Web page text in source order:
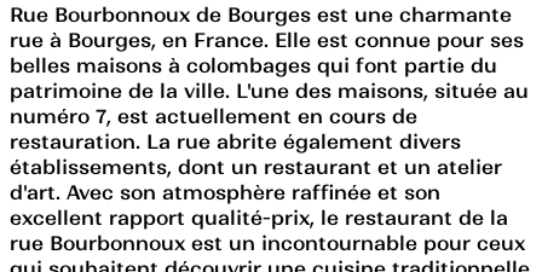
Rue Bourbonnoux de Bourges est une charmante
rue à Bourges, en France. Elle est connue pour ses
belles maisons à colombages qui font partie du
patrimoine de la ville. L'une des maisons, située au
numéro 7, est actuellement en cours de
restauration. La rue abrite également divers
établissements, dont un restaurant et un atelier
d'art. Avec son atmosphère raffinée et son
excellent rapport qualité-prix, le restaurant de la
rue Bourbonnoux est un incontournable pour ceux